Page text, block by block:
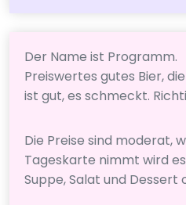
Der Name ist Programm.
Preiswertes gutes Bier,
ist gut, es schmeckt.
Die Preise sind moderat,
Tageskarte nimmt wird
Suppe, Salat und Dessert